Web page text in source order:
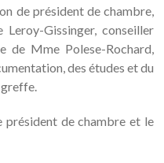
de président de chambre,
Gissinger, conseiller
de Mme Polese-Rochard,
des études et du
président de chambre et le